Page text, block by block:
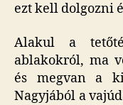
ezt kell dolgozni
Alakul a
ablakokról, ma
és megvan a
Nagyjából a